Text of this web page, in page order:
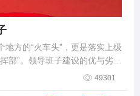
方的“火车头”，更是落实上级
部”。领导班子建设的优与劣、
低，直接关乎党执政地位和执
49301